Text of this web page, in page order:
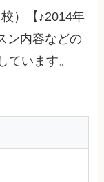
）【♪2014年
ン内容などの
ています。